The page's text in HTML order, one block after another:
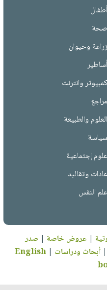
صحة
زراعة وحيوان
كمبيوتر وانترنت
مراجع
العلوم والطبيعة
سياسة
علوم إجتماعية
عادات وتقاليد
علم النفس
| عروض خاصة | صدر
|أبحاث ودراسات |
English